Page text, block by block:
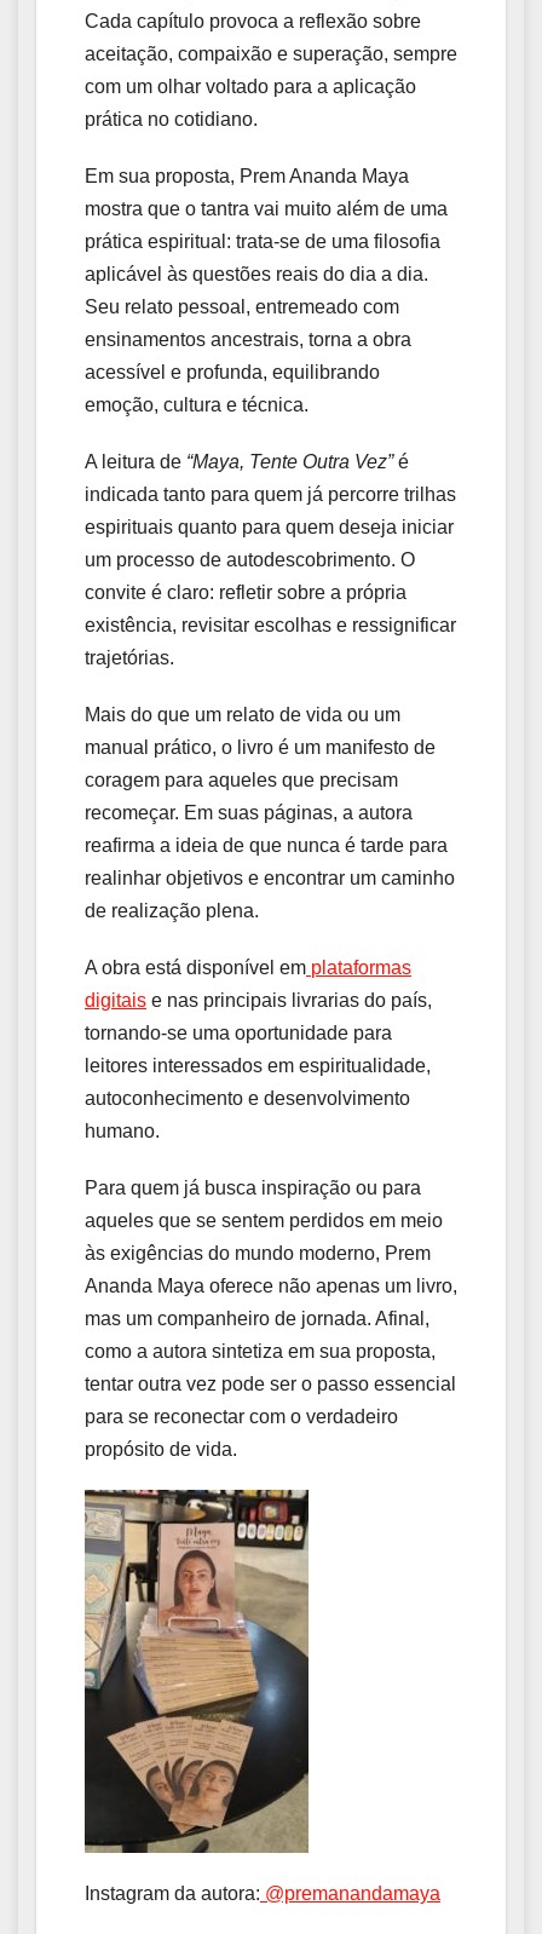
Cada capítulo provoca a reflexão sobre
aceitação, compaixão e superação, sempre
com um olhar voltado para a aplicação
prática no cotidiano.
Em sua proposta, Prem Ananda Maya
mostra que o tantra vai muito além de uma
prática espiritual: trata-se de uma filosofia
aplicável às questões reais do dia a dia.
Seu relato pessoal, entremeado com
ensinamentos ancestrais, torna a obra
acessível e profunda, equilibrando
emoção, cultura e técnica.
A leitura de “Maya, Tente Outra Vez”é
indicada tanto para quem já percorre trilhas
espirituais quanto para quem deseja iniciar
um processo de autodescobrimento. O
convite é claro: refletir sobre a própria
existência, revisitar escolhas e ressignificar
trajetórias.
Mais do que um relato de vida ou um
manual prático, o livro é um manifesto de
coragem para aqueles que precisam
recomeçar. Em suas páginas, a autora
reafirma a ideia de que nunca é tarde para
realinhar objetivos e encontrar um caminho
de realização plena.
A obra está disponível em plataformas
digitais e nas principais livrarias do país,
tornando-se uma oportunidade para
leitores interessados em espiritualidade,
autoconhecimento e desenvolvimento
humano.
Para quem já busca inspiração ou para
aqueles que se sentem perdidos em meio
às exigências do mundo moderno, Prem
Ananda Maya oferece não apenas um livro,
mas um companheiro de jornada. Afinal,
como a autora sintetiza em sua proposta,
tentar outra vez pode ser o passo essencial
para se reconectar com o verdadeiro
propósito de vida.
Instagram da autora: @premanandamaya